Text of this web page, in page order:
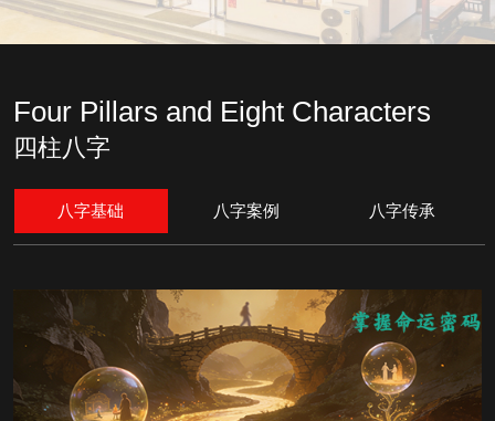
Four Pillars and Eight Characters
四柱八字
八字基础 八字案例 八字传承